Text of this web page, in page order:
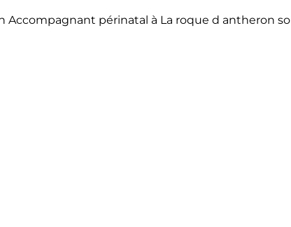
périnatal à La roque d antheron